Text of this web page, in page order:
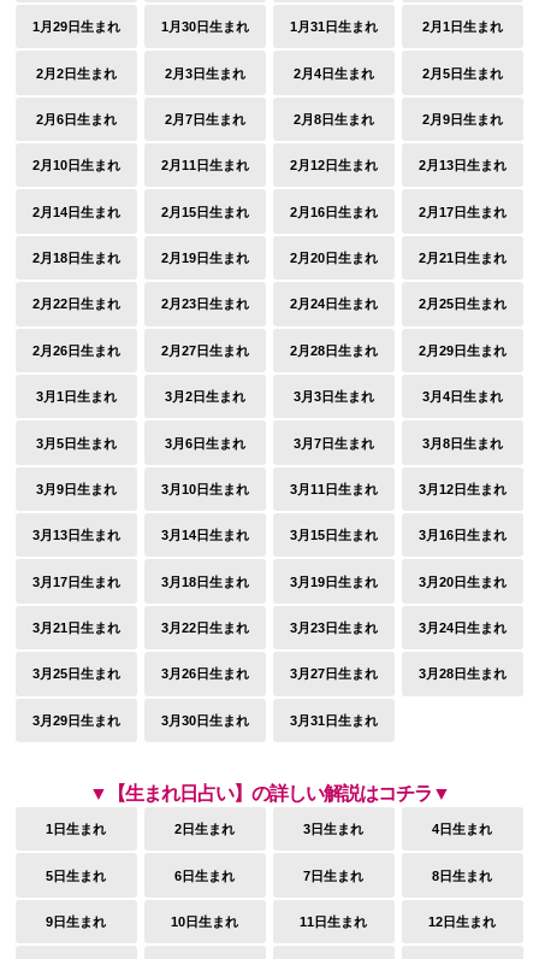
1月29日生まれ 1月30日生まれ 1月31日生まれ 2月1日生まれ
2月2日生まれ 2月3日生まれ 2月4日生まれ 2月5日生まれ
2月6日生まれ 2月7日生まれ 2月8日生まれ 2月9日生まれ
2月10日生まれ 2月11日生まれ 2月12日生まれ 2月13日生まれ
2月14日生まれ 2月15日生まれ 2月16日生まれ 2月17日生まれ
2月18日生まれ 2月19日生まれ 2月20日生まれ 2月21日生まれ
2月22日生まれ 2月23日生まれ 2月24日生まれ 2月25日生まれ
2月26日生まれ 2月27日生まれ 2月28日生まれ 2月29日生まれ
3月1日生まれ 3月2日生まれ 3月3日生まれ 3月4日生まれ
3月5日生まれ 3月6日生まれ 3月7日生まれ 3月8日生まれ
3月9日生まれ 3月10日生まれ 3月11日生まれ 3月12日生まれ
3月13日生まれ 3月14日生まれ 3月15日生まれ 3月16日生まれ
3月17日生まれ 3月18日生まれ 3月19日生まれ 3月20日生まれ
3月21日生まれ 3月22日生まれ 3月23日生まれ 3月24日生まれ
3月25日生まれ 3月26日生まれ 3月27日生まれ 3月28日生まれ
3月29日生まれ 3月30日生まれ 3月31日生まれ
▼【生まれ日占い】の詳しい解説はコチラ▼
1日生まれ 2日生まれ 3日生まれ 4日生まれ
5日生まれ 6日生まれ 7日生まれ 8日生まれ
9日生まれ 10日生まれ 11日生まれ 12日生まれ